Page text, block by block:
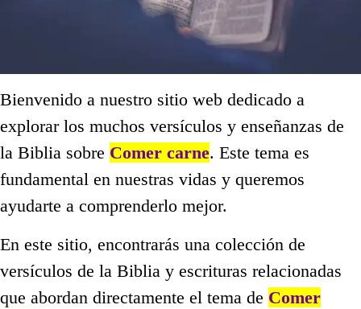
Bienvenido a nuestro sitio web dedicado a
explorar los muchos versículos y enseñanzas de
la Biblia sobre Comer carne. Este tema es
fundamental en nuestras vidas y queremos
ayudarte a comprenderlo mejor.
En este sitio, encontrarás una colección de
versículos de la Biblia y escrituras relacionadas
que abordan directamente el tema de Comer